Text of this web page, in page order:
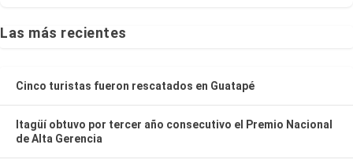
Las más recientes
Cinco turistas fueron rescatados en Guatapé
Itagüí obtuvo por tercer año consecutivo el Premio Nacional
de Alta Gerencia